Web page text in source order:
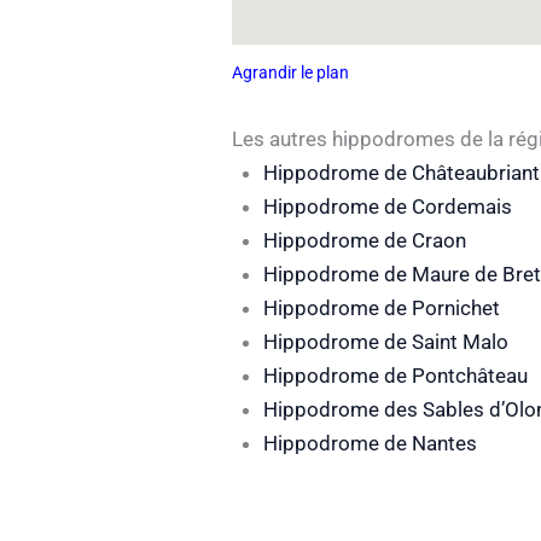
Agrandir le plan
Les autres hippodromes de la
Hippodrome de Châteaubriant
Hippodrome de Cordemais
Hippodrome de Craon
Hippodrome de Maure de
Hippodrome de Pornichet
Hippodrome de Saint Malo
Hippodrome de Pontchâteau
Hippodrome des Sables
Hippodrome de Nantes